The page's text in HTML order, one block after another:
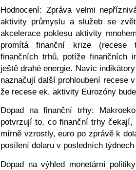
Hodnocení: Zpráva velmi
aktivity průmyslu a služeb se
akcelerace poklesu aktivity
promítá finanční krize (recese
finančních trhů, potíže finančních
ještě drahé energie. Navíc
naznačují další prohloubení recese
že recese ek. aktivity Eurozóny
Dopad na finanční trhy:
potvrzují to, co finanční trhy
mírně vzrostly, euro po zprávě k
posílení dolaru v posledních týdnech
Dopad na výhled monetární